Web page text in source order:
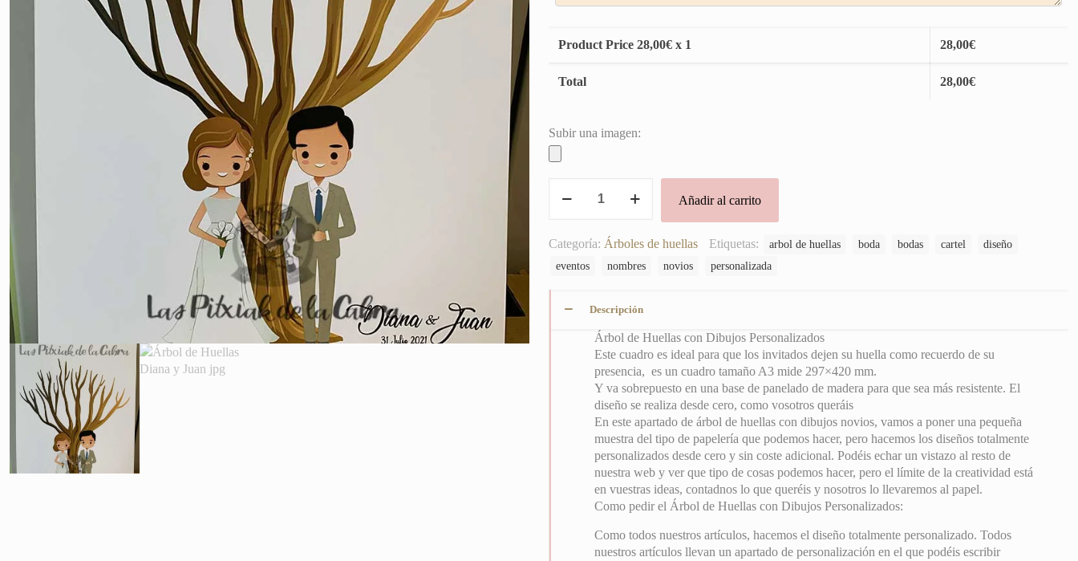
Product Price 28,00€ x 1 28,00€
Total 28,00€
Subir una imagen:
con
Dibujos
Personalizados
cantidad
Añadir al carrito
Categoría: Árboles de huellas Etiquetas: arbol de huellas boda bodas cartel
diseño
eventos
nombres novios personalizada
Descripción
Árbol de Huellas con Dibujos Personalizados
Este cuadro es ideal para que los invitados dejen su huella como recuerdo de su
presencia, es un cuadro tamaño A3 mide 297×420 mm.
Y va sobrepuesto en una base de panelado de madera para que sea más resistente. El
diseño se realiza desde cero, como vosotros queráis
En este apartado de árbol de huellas con dibujos novios, vamos a poner una pequeña
muestra del tipo de papelería que podemos hacer, pero hacemos los diseños totalmente
personalizados desde cero y sin coste adicional. Podéis echar un vistazo al resto de
nuestra web y ver que tipo de cosas podemos hacer, pero el límite de la creatividad está
en vuestras ideas, contadnos lo que queréis y nosotros lo llevaremos al papel.
Como pedir el Árbol de Huellas con Dibujos Personalizados:
Como todos nuestros artículos, hacemos el diseño totalmente personalizado. Todos
nuestros artículos llevan un apartado de personalización en el que podéis escribir